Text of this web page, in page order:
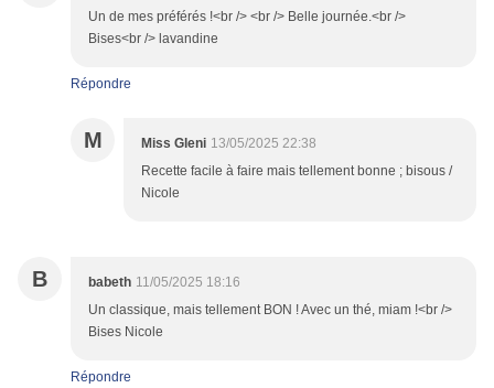
Un de mes préférés !<br /> <br /> Belle journée.<br />
Bises<br /> lavandine
Répondre
M Miss Gleni 13/05/2025 22:38
Recette facile à faire mais tellement bonne ; bisous /
Nicole
B babeth 11/05/2025 18:16
Un classique, mais tellement BON ! Avec un thé, miam !<br />
Bises Nicole
Répondre